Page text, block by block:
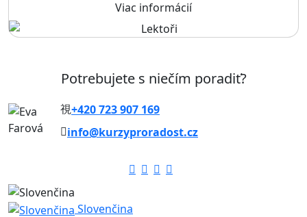
Viac informácií
Potrebujete s niečím poradiť?
+420 723 907 169
info@kurzyproradost.cz
Slovenčina